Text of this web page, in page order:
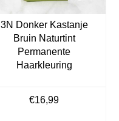
3N Donker Kastanje
Bruin Naturtint
Permanente
Haarkleuring
€16,99